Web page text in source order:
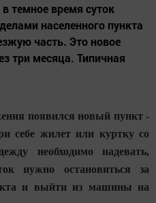
темное время суток
населенного пункта
часть. Это новое
три месяца. Типичная
появился новый пункт -
себе жилет или куртку со
необходимо надевать,
нужно остановиться за
и выйти из машины на